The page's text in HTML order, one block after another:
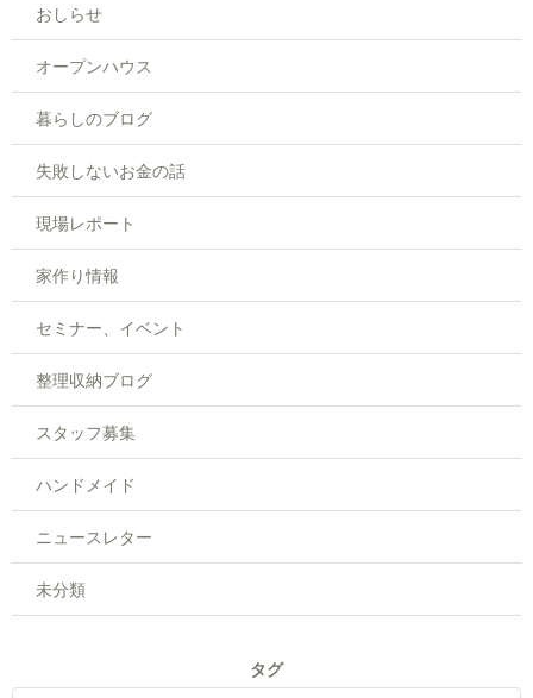
おしらせ
オープンハウス
暮らしのブログ
失敗しないお金の話
現場レポート
家作り情報
セミナー、イベント
整理収納ブログ
スタッフ募集
ハンドメイド
ニュースレター
未分類
タグ